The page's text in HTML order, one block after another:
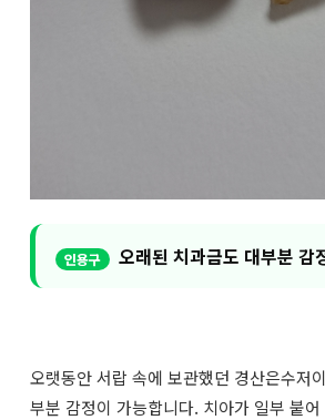
오래된 치과금도 대부분 감
오랫동안 서랍 속에 보관했던 경산은수저
부분 감정이 가능합니다. 치아가 일부 붙